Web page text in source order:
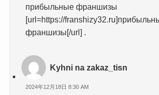
прибыльные франшизы
[url=https://
франшизы[/url] .
Kyhni na zakaz_tisn
2024年12月18日 8:30 AM